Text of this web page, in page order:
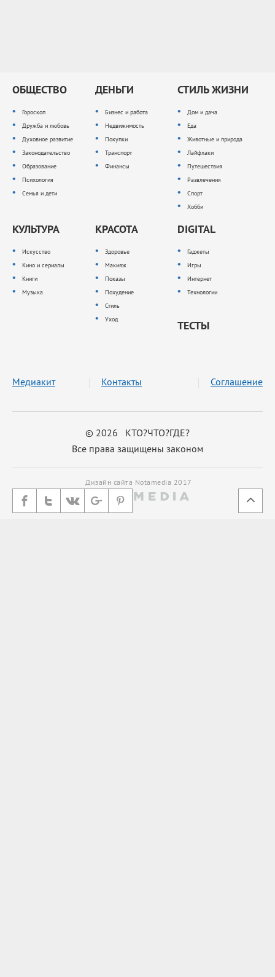
ОБЩЕСТВО
Гороскоп
Дружба и любовь
Духовное развитие
Законодательство
Образование
Психология
Семья и дети
ДЕНЬГИ
Бизнес и работа
Недвижимость
Покупки
Транспорт
Финансы
СТИЛЬ ЖИЗНИ
Дом и дача
Еда
Животные и природа
Лайфхаки
Путешествия
Развлечения
Спорт
Хобби
КУЛЬТУРА
Искусство
Кино и сериалы
Книги
Музыка
КРАСОТА
Здоровье
Макияж
Показы
Похудение
Стиль
Уход
DIGITAL
Гаджеты
Игры
Интернет
Технологии
ТЕСТЫ
© 2026 КТО?ЧТО?ГДЕ?
Все права защищены законом
Медиакит Контакты Соглашение
Дизайн сайта Notamedia 2017